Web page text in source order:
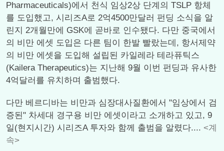
Pharmaceuticals)에서 천식 임상2상 단계의 TSLP 항체
를 도입했고, 시리즈A로 2억4500만달러 펀딩 소식을 알
린지 2개월만에 GSK에 곧바로 인수됐다. 다만 중국에서
의 비만 에셋 도입은 다른 팀이 한발 빨랐는데, 항서제약
의 비만 에셋을 도입해 설립된 카일레라 테라퓨틱스
(Kailera Therapeutics)는 지난해 9월 이번 펀딩과 유사한
4억달러를 유치하며 출범했다.
다만 베르디바는 비만과 심장대사질환에서 "임상에서 검
증된" 차세대 경구용 비만 에셋이라고 소개하고 있고, 9
일(현지시간) 시리즈A 투자와 함께 출범을 알렸다.... <계
속>